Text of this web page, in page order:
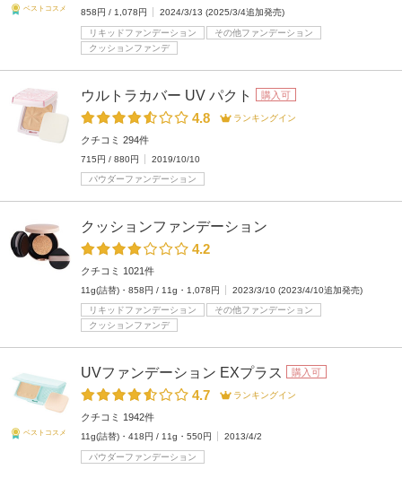
ベストコスメ 858円 / 1,078円 2024/3/13 (2025/3/4追加発売)
リキッドファンデーション
その他ファンデーション
クッションファンデ
ウルトラカバー UV パクト 購入可
4.8 ランキングイン
クチコミ 294件
715円 / 880円
2019/10/10
パウダーファンデーション
クッションファンデーション
4.2
クチコミ 1021件
11g(詰替)・858円 / 11g・1,078円
2023/3/10 (2023/4/10追加発売)
リキッドファンデーション
その他ファンデーション
クッションファンデ
ベストコスメ
UVファンデーション EXプラス 購入可
4.7 ランキングイン
クチコミ 1942件
11g(詰替)・418円 / 11g・550円 2013/4/2
パウダーファンデーション